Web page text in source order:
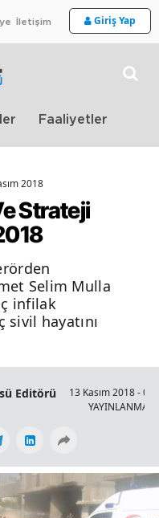
İletişim Giriş Yap
Faaliyetler
2018
Strateji
Selim Mulla
infilak
hayatını
Editörü
13 Kasım 2018 -
YAYINLANMA